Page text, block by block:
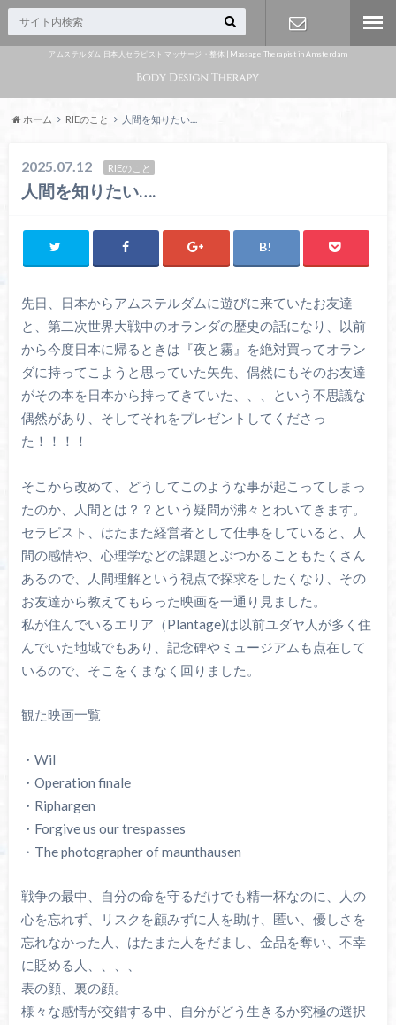
アムステルダム 日本人セラピスト マッサージ・整体 | Massage Therapist in Amsterdam
ホーム RIEのこと 人間を知りたい....
2025.07.12 RIEのこと
人間を知りたい….
先日、日本からアムステルダムに遊びに来ていたお友達
と、第二次世界大戦中のオランダの歴史の話になり、以前
から今度日本に帰るときは『夜と霧』を絶対買ってオラン
ダに持ってこようと思っていた矢先、偶然にもそのお友達
がその本を日本から持ってきていた、、、という不思議な
偶然があり、そしてそれをプレゼントしてくださっ
た！！！！
そこから改めて、どうしてこのような事が起こってしまっ
たのか、人間とは？？という疑問が沸々とわいてきます。
セラピスト、はたまた経営者として仕事をしていると、人
間の感情や、心理学などの課題とぶつかることもたくさん
あるので、人間理解という視点で探求をしたくなり、その
お友達から教えてもらった映画を一通り見ました。
私が住んでいるエリア（Plantage)は以前ユダヤ人が多く住
んでいた地域でもあり、記念碑やミュージアムも点在して
いるので、そこをくまなく回りました。
観た映画一覧
・Wil
・Operation finale
・Riphargen
・Forgive us our trespasses
・The photographer of maunthausen
戦争の最中、自分の命を守るだけでも精一杯なのに、人の
心を忘れず、リスクを顧みずに人を助け、匿い、優しさを
忘れなかった人、はたまた人をだまし、金品を奪い、不幸
に貶める人、、、、
表の顔、裏の顔。
様々な感情が交錯する中、自分がどう生きるか究極の選択